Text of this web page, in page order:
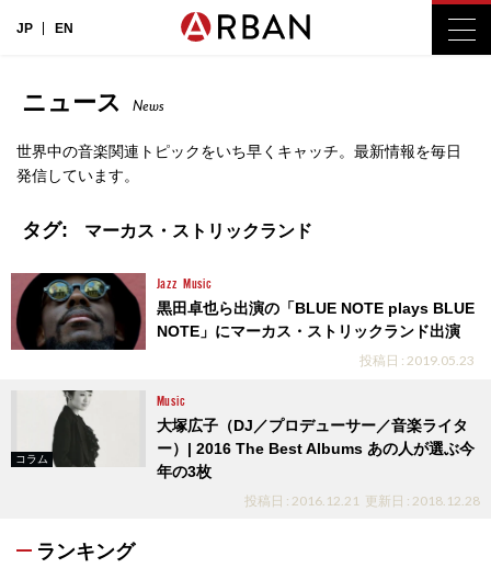
JP EN
ニュース News
世界中の音楽関連トピックをいち早くキャッチ。最新情報を毎日
発信しています。
タグ: マーカス・ストリックランド
Jazz Music
黒田卓也ら出演の「BLUE NOTE plays BLUE
NOTE」にマーカス・ストリックランド出演
投稿日 : 2019.05.23
コラム
Music
大塚広子（DJ／プロデューサー／音楽ライタ
ー）| 2016 The Best Albums あの人が選ぶ今
年の3枚
投稿日 : 2016.12.21 更新日 : 2018.12.28
ランキング